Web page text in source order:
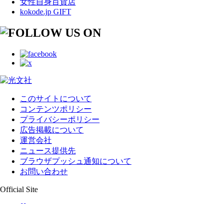
女性自身百貨店
kokode.jp GIFT
このサイトについて
コンテンツポリシー
プライバシーポリシー
広告掲載について
運営会社
ニュース提供先
ブラウザプッシュ通知について
お問い合わせ
Official Site